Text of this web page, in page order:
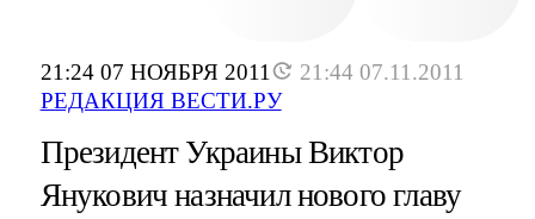
21:24 07 НОЯБРЯ 2011
21:44 07.11.2011
РЕДАКЦИЯ ВЕСТИ.РУ
Президент Украины Виктор
Янукович назначил нового главу